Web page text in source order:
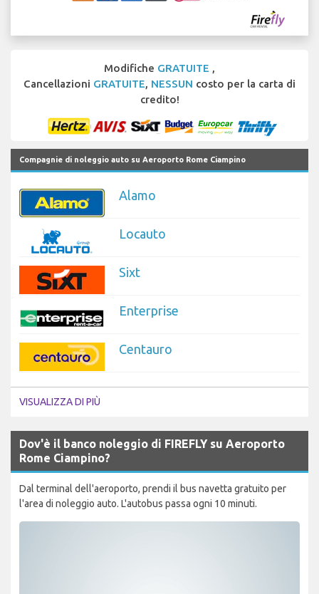
Modifiche GRATUITE ,
Cancellazioni GRATUITE, NESSUN costo per la carta di
credito!
Compagnie di noleggio auto su Aeroporto Rome Ciampino
Alamo
Locauto
Sixt
Enterprise
Centauro
VISUALIZZA DI PIÙ
Dov'è il banco noleggio di FIREFLY su Aeroporto
Rome Ciampino?
Dal terminal dell'aeroporto, prendi il bus navetta gratuito per
l'area di noleggio auto. L'autobus passa ogni 10 minuti.